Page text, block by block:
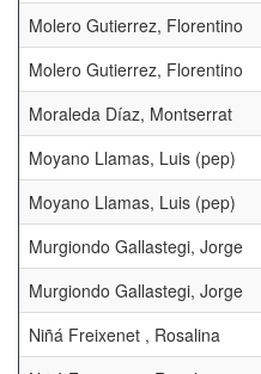
Molero Gutierrez, Florentino
Molero Gutierrez, Florentino
Moraleda Díaz, Montserrat
Moyano Llamas, Luis (pep)
Moyano Llamas, Luis (pep)
Murgiondo Gallastegi, Jorge
Murgiondo Gallastegi, Jorge
Niñá Freixenet , Rosalina